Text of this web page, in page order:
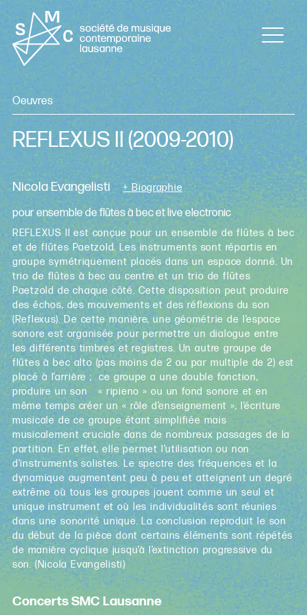
Oeuvres
REFLEXUS II(2009-2010)
Nicola Evangelisti + Biographie
pour ensemble de flûtes à bec et live electronic
REFLEXUS II est conçue pour un ensemble de flûtes à bec
et de flûtes Paetzold. Les instruments sont répartis en
groupe symétriquement placés dans un espace donné. Un
trio de flûtes à bec au centre et un trio de flûtes
Paetzold de chaque côté. Cette disposition peut produire
des échos, des mouvements et des réflexions du son
(Reflexus). De cette manière, une géométrie de l’espace
sonore est organisée pour permettre un dialogue entre
les différents timbres et registres. Un autre groupe de
flûtes à bec alto (pas moins de 2 ou par multiple de 2) est
placé à l’arrière ; ce groupe a une double fonction,
produire un son « ripieno » ou un fond sonore et en
même temps créer un « rôle d’enseignement », l’écriture
musicale de ce groupe étant simplifiée mais
musicalement cruciale dans de nombreux passages de la
partition. En effet, elle permet l’utilisation ou non
d’instruments solistes. Le spectre des fréquences et la
dynamique augmentent peu à peu et atteignent un degré
extrême où tous les groupes jouent comme un seul et
unique instrument et où les individualités sont réunies
dans une sonorité unique. La conclusion reproduit le son
du début de la pièce dont certains éléments sont répétés
de manière cyclique jusqu’à l’extinction progressive du
son. (Nicola Evangelisti)
Concerts SMC Lausanne